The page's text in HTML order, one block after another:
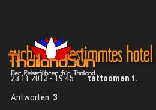
suche ein bestimmtes hotel
23.11.2013 - 19:45 tattooman t.
Antworten: 3